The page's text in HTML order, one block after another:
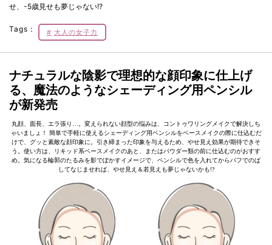
せ、-5歳見せも夢じゃない!?
Tags： 大人の女子力
ナチュラルな陰影で理想的な顔印象に仕上げ
る、魔法のようなシェーディング用ペンシル
が新発売
丸顔、面長、エラ張り…。変えられない顔型の悩みは、コントゥワリングメイクで解決しち
ゃいましょ！ 簡単で手軽に使えるシェーディング用ペンシルをベースメイクの際に仕込むだ
けで、グッと素敵な顔印象に。引き締まった印象を与えるため、やせ見え効果が期待できそ
う。使い方は、リキッド系ベースメイクのあと、またはパウダー類の前に仕込むのがおすす
め。気になる輪郭のたるみを影でぼかすイメージで、ペンシルで色を入れてからパフでのば
してなじませれば、やせ見え＆若見えも夢じゃないかも!?